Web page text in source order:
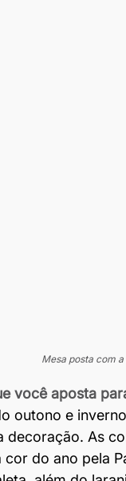
Mesa posta com
você aposta
outono e
decoração. As
do ano pela